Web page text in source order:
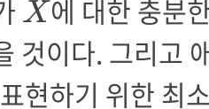
X에 대한 충분
것이다. 그리고
현하기 위한 최